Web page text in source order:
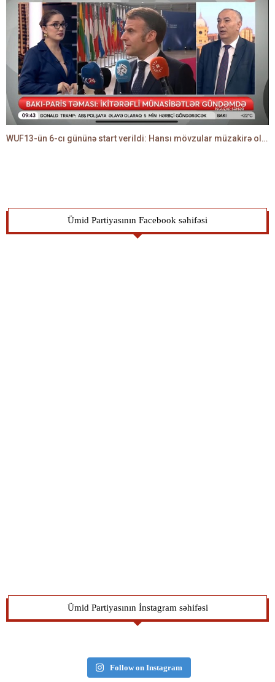
WUF13-ün 6-cı gününə start verildi: Hansı mövzular müzakirə olunacaq? -TALEH ƏLİYEV danışır
Ümid Partiyasının Facebook səhifəsi
Ümid Partiyasının İnstagram səhifəsi
Follow on Instagram